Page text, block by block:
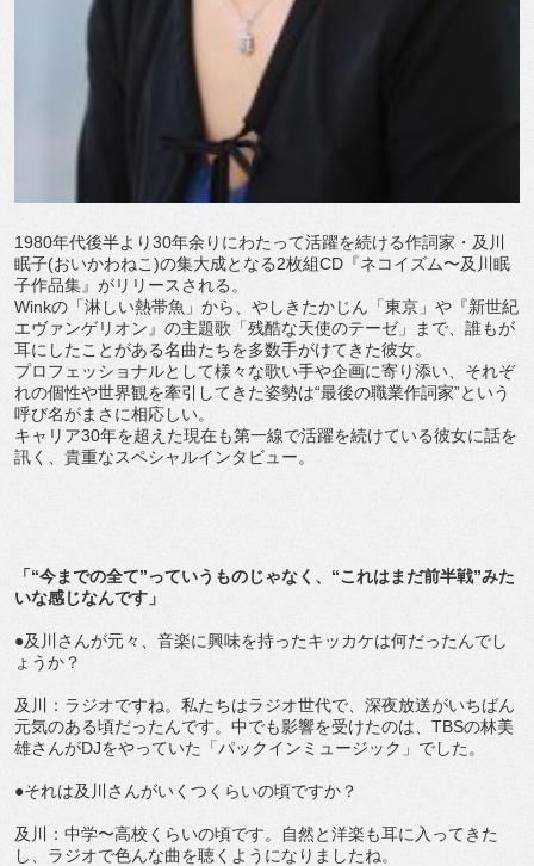
1980年代後半より30年余りにわたって活躍を続ける作詞家・及川
眠子(おいかわねこ)の集大成となる2枚組CD『ネコイズム〜及川眠
子作品集』がリリースされる。
Winkの「淋しい熱帯魚」から、やしきたかじん「東京」や『新世紀
エヴァンゲリオン』の主題歌「残酷な天使のテーゼ」まで、誰もが
耳にしたことがある名曲たちを多数手がけてきた彼女。
プロフェッショナルとして様々な歌い手や企画に寄り添い、それぞ
れの個性や世界観を牽引してきた姿勢は“最後の職業作詞家”という
呼び名がまさに相応しい。
キャリア30年を超えた現在も第一線で活躍を続けている彼女に話を
訊く、貴重なスペシャルインタビュー。
「“今までの全て”っていうものじゃなく、“これはまだ前半戦”みた
いな感じなんです」
●及川さんが元々、音楽に興味を持ったキッカケは何だったんでし
ょうか？
及川：ラジオですね。私たちはラジオ世代で、深夜放送がいちばん
元気のある頃だったんです。中でも影響を受けたのは、TBSの林美
雄さんがDJをやっていた「パックインミュージック」でした。
●それは及川さんがいくつくらいの頃ですか？
及川：中学〜高校くらいの頃です。自然と洋楽も耳に入ってきた
し、ラジオで色んな曲を聴くようになりましたね。